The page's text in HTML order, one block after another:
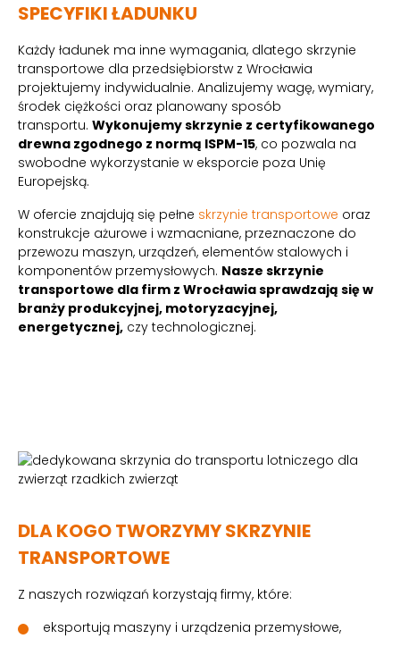
SPECYFIKI ŁADUNKU
Każdy ładunek ma inne wymagania, dlatego skrzynie
transportowe dla przedsiębiorstw z Wrocławia
projektujemy indywidualnie. Analizujemy wagę, wymiary,
środek ciężkości oraz planowany sposób
transportu. Wykonujemy skrzynie z certyfikowanego
drewna zgodnego z normą ISPM-15, co pozwala na
swobodne wykorzystanie w eksporcie poza Unię
Europejską.
W ofercie znajdują się pełne skrzynie transportowe oraz
konstrukcje ażurowe i wzmacniane, przeznaczone do
przewozu maszyn, urządzeń, elementów stalowych i
komponentów przemysłowych. Nasze skrzynie
transportowe dla firm z Wrocławia sprawdzają się w
branży produkcyjnej, motoryzacyjnej,
energetycznej, czy technologicznej.
DLA KOGO TWORZYMY SKRZYNIE
TRANSPORTOWE
Z naszych rozwiązań korzystają firmy, które:
eksportują maszyny i urządzenia przemysłowe,